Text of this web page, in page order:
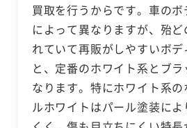
買取を行うからです。車の
によって異なりますが、殆
れていて再販がしやすいボデ
と、定番のホワイト系とブ
なります。特にホワイト系
ルホワイトはパール塗装に